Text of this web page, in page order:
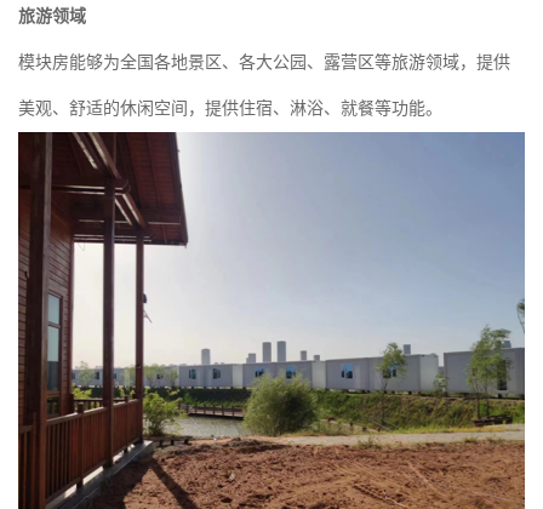
旅游领域
模块房能够为全国各地景区、各大公园、露营区等旅游领域，提供
美观、舒适的休闲空间，提供住宿、淋浴、就餐等功能。